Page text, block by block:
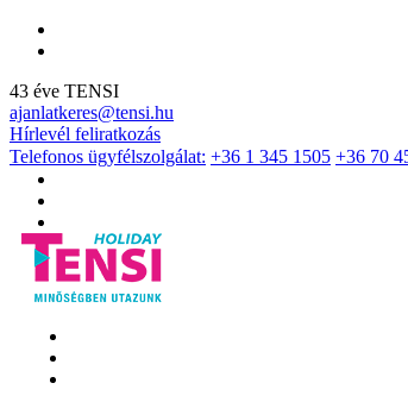
43 éve TENSI
ajanlatkeres@tensi.hu
Hírlevél feliratkozás
Telefonos ügyfélszolgálat: +36 1 345 1505 +36 70